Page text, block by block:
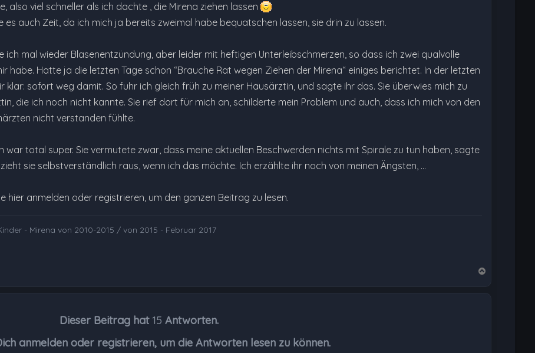
also viel schneller als ich dachte , die Mirena ziehen lassen
es auch Zeit, da ich mich ja bereits zweimal habe bequatschen lassen, sie drin zu lassen.
ich mal wieder Blasenentzündung, aber leider mit heftigen Unterleibschmerzen, so dass ich zwei qualvolle
habe. Hatte ja die letzten Tage schon “Brauche Rat wegen Ziehen der Mirena“ einiges berichtet. In der letzten
klar: sofort weg damit. So fuhr ich gleich früh zu meiner Hausärztin, und sagte ihr das. Sie überwies mich zu
die ich noch nicht kannte. Sie rief dort für mich an, schilderte mein Problem und auch, dass ich mich von den
nicht verstanden fühlte.
war total super. Sie vermutete zwar, dass meine aktuellen Beschwerden nichts mit Spirale zu tun haben, sagte
sie selbstverständlich raus, wenn ich das möchte. Ich erzählte ihr noch von meinen Ängsten, …
hier anmelden oder registrieren, um den ganzen Beitrag zu lesen.
- Mirena von 2010-2015 / von 2015 - Februar 2017
Dieser Beitrag hat 15 Antworten.
anmelden oder registrieren, um die Antworten lesen zu können.